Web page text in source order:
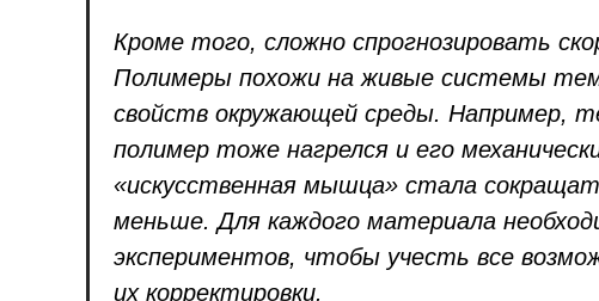
Кроме того, сложно спрогнозировать
Полимеры похожи на живые системы
свойств окружающей среды. Например,
полимер тоже нагрелся и его
«искусственная мышца» стала
меньше. Для каждого материала
экспериментов, чтобы учесть все
их корректировки.